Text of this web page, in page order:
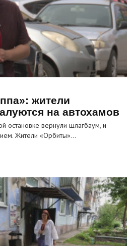
жители
на автохамов
остановке вернули шлагбаум, и
Жители «Орбиты»…